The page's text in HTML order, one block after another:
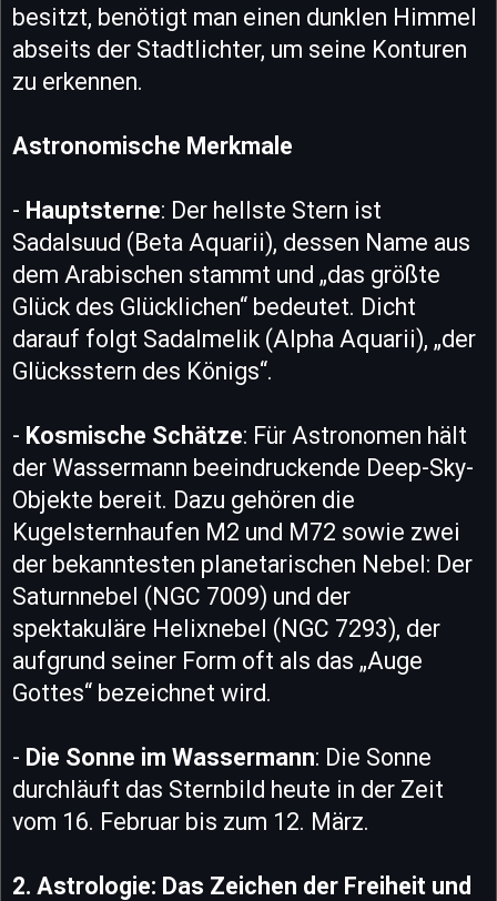
besitzt, benötigt man einen dunklen Himmel
abseits der Stadtlichter, um seine Konturen
zu erkennen.
Astronomische Merkmale
- Hauptsterne: Der hellste Stern ist
Sadalsuud (Beta Aquarii), dessen Name aus
dem Arabischen stammt und „das größte
Glück des Glücklichen“ bedeutet. Dicht
darauf folgt Sadalmelik (Alpha Aquarii), „der
Glücksstern des Königs“.
- Kosmische Schätze: Für Astronomen hält
der Wassermann beeindruckende Deep-Sky-
Objekte bereit. Dazu gehören die
Kugelsternhaufen M2 und M72 sowie zwei
der bekanntesten planetarischen Nebel: Der
Saturnnebel (NGC 7009) und der
spektakuläre Helixnebel (NGC 7293), der
aufgrund seiner Form oft als das „Auge
Gottes“ bezeichnet wird.
- Die Sonne im Wassermann: Die Sonne
durchläuft das Sternbild heute in der Zeit
vom 16. Februar bis zum 12. März.
2. Astrologie: Das Zeichen der Freiheit und